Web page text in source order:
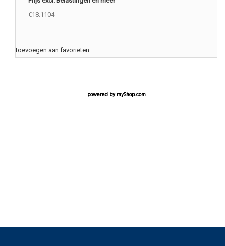
€18.1104
toevoegen aan favorieten
powered by myShop.com